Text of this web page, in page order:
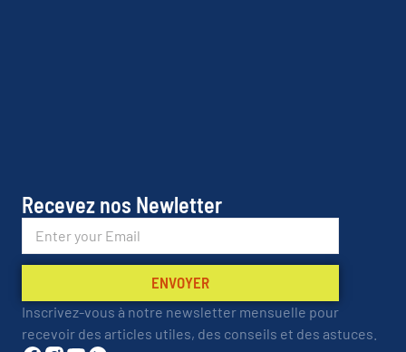
Recevez nos Newletter
ENVOYER
Inscrivez-vous à notre newsletter mensuelle pour
recevoir des articles utiles, des conseils et des astuces.